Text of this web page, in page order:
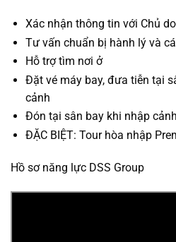
Xác nhận thông tin với Chủ
Tư vấn chuẩn bị hành lý và
Hỗ trợ tìm nơi ở
Đặt vé máy bay, đưa tiễn tại
cảnh
Đón tại sân bay khi nhập cảnh
ĐẶC BIỆT: Tour hòa nhập
Hồ sơ năng lực DSS Group